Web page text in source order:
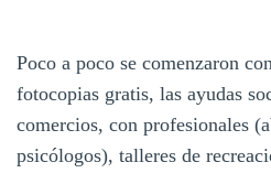
Poco a poco se comenzaron
fotocopias gratis, las ayudas
comercios, con profesionales
psicólogos), talleres de